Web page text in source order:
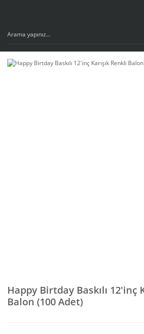
Happy Birtday Baskılı 12'inç
Balon (100 Adet)